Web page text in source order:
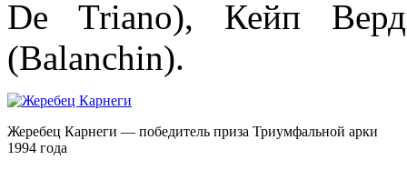
De Triano), Кейп
(Balanchin).
Жеребец Карнеги — победитель приза Триумфальной арки
1994 года